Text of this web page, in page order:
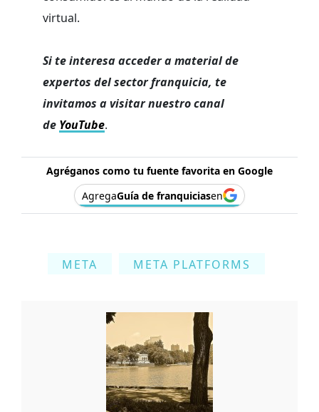
virtual.
Si te interesa acceder a material de
expertos del sector franquicia, te
invitamos a visitar nuestro canal
de YouTube.
Agréganos como tu fuente favorita en Google
AgregaGuía de franquiciasen
META META PLATFORMS